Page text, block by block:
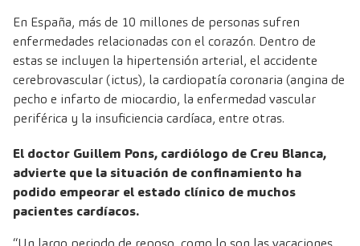
En España, más de 10 millones de personas sufren
enfermedades relacionadas con el corazón. Dentro de
estas se incluyen la hipertensión arterial, el accidente
cerebrovascular (ictus), la cardiopatía coronaria (angina de
pecho e infarto de miocardio, la enfermedad vascular
periférica y la insuficiencia cardíaca, entre otras.
El doctor Guillem Pons, cardiólogo de Creu Blanca,
advierte que la situación de confinamiento ha
podido empeorar el estado clínico de muchos
pacientes cardíacos.